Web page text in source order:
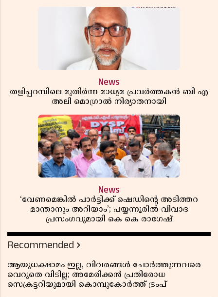
News
തളിപ്പറമ്പിലെ മുതിർന്ന മാധ്യമ പ്രവർത്തകൻ ബി എ
അലി മൊഗ്രാൽ നിര്യാതനായി
News
‘വേണമെങ്കിൽ പാർട്ടിക്ക് ഷെഡിൻ്റെ അടിത്തറ
മാന്താനും അറിയാം’; പയ്യന്നൂരിൽ വിവാദ
പ്രസംഗവുമായി കെ കെ രാഗേഷ്
Recommended
ആയുധക്ഷാമം ഇല്ല, വിവരങ്ങൾ ചോർത്തുന്നവരെ
വെറുതെ വിടില്ല; അമേരിക്കൻ പ്രതിരോധ
സെക്രട്ടറിയുമായി കൊമ്പുകോർത്ത് ട്രംപ്